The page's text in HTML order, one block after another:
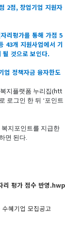
2점, 창업기업 지원자
리평가를 통해 가점 5
43개 지원사업에서 기
될 것으로 보인다.
업 정책자금 융자한도
지플랫폼 누리집(htt
로그인 한 뒤 ‘포인트
지포인트를 지급한
면 된다.
리 평가 점수 반영.hwp
혜기업 모집공고